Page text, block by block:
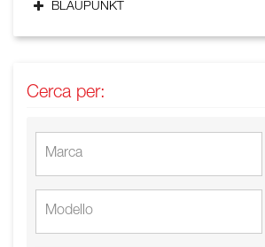
BLAUPUNKT
Cerca per: